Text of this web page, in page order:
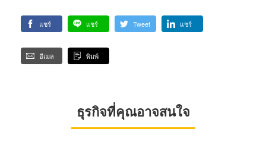
แชร์ แชร์ Tweet แชร์
อีเมล พิมพ์
ธุรกิจที่คุณอาจสนใจ